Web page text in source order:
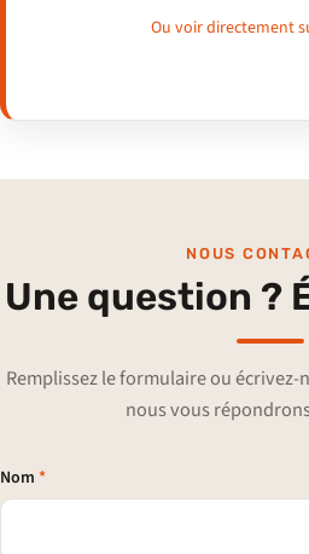
Ou voir directement
NOUS
Une question ?
Remplissez le formulaire ou
nous vous
Nom *